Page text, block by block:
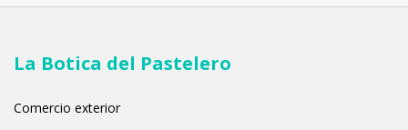
La Botica del Pastelero
Comercio exterior